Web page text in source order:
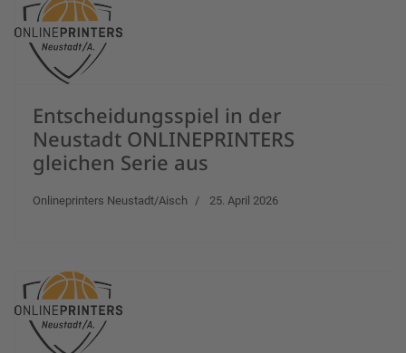
Entscheidungsspiel in der
Neustadt ONLINEPRINTERS
gleichen Serie aus
Onlineprinters Neustadt/Aisch 25. April 2026